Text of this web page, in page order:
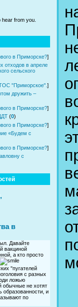
from you.
в Приморске?]
отходов в апреле
сельского
"Приморское". ]
дружить –
в Приморске?]
(0)
в Приморске?]
«Будем с
в Приморске?]
с
в
Давайте
вакциной
а кто просто
"пугателей
с разных
ложью
обычные не хотят
образованности, и
по